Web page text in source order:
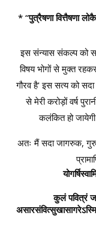
* “पुत्रैषणा वित्तैषणा
इस संन्यास संकल्प को
विषय भोगों से मुक्त
गौरव है' इस सत्य को
से मेरी करोड़ों वर्ष
कलंकित हो जायेगी
अतः मैं सदा जागरुक,
कुलं पवित्रं